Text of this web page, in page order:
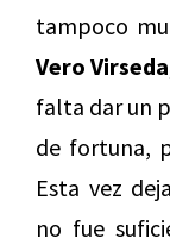
tampoco
Vero
falta dar un
de fortuna,
Esta vez
no fue